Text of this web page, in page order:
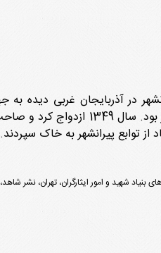
توابع پیرانشهر به خاک سپردند.